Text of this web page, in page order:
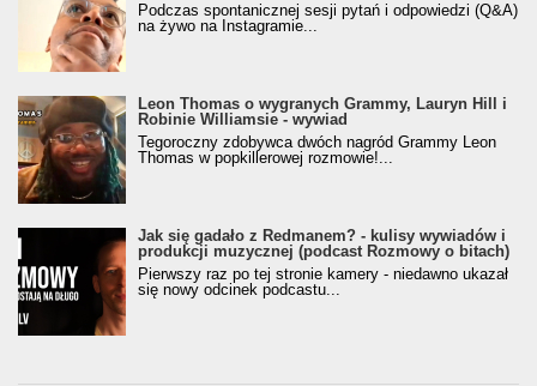
Podczas spontanicznej sesji pytań i odpowiedzi (Q&A)
na żywo na Instagramie...
Leon Thomas o wygranych Grammy, Lauryn Hill i
Robinie Williamsie - wywiad
Tegoroczny zdobywca dwóch nagród Grammy Leon
Thomas w popkillerowej rozmowie!...
Jak się gadało z Redmanem? - kulisy wywiadów i
produkcji muzycznej (podcast Rozmowy o bitach)
Pierwszy raz po tej stronie kamery - niedawno ukazał
się nowy odcinek podcastu...